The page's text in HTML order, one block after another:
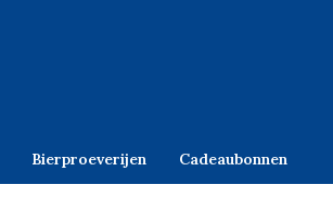
Bierproeverijen Cadeaubonnen